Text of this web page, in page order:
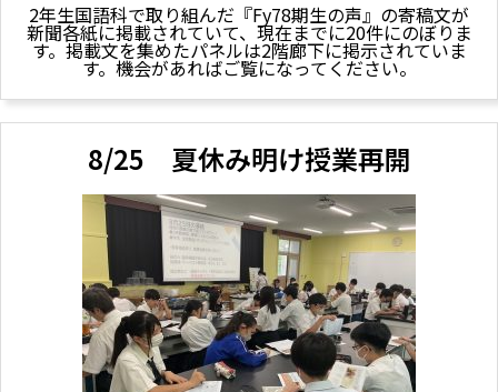
2年生国語科で取り組んだ『Fy78期生の声』の寄稿文が
新聞各紙に掲載されていて、現在までに20件にのぼりま
す。掲載文を集めたパネルは2階廊下に掲示されていま
す。機会があればご覧になってください。
8/25 夏休み明け授業再開